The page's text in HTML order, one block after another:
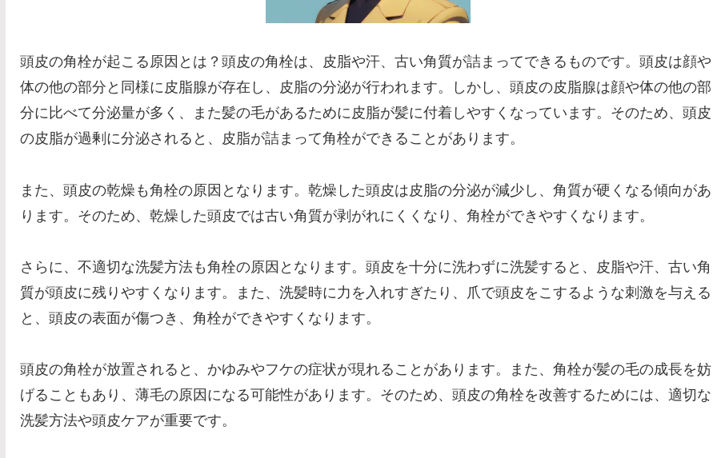
頭皮の角栓が起こる原因とは？頭皮の角栓は、皮脂や汗、古い角質が詰まってできるものです。頭皮は顔や
体の他の部分と同様に皮脂腺が存在し、皮脂の分泌が行われます。しかし、頭皮の皮脂腺は顔や体の他の部
分に比べて分泌量が多く、また髪の毛があるために皮脂が髪に付着しやすくなっています。そのため、頭皮
の皮脂が過剰に分泌されると、皮脂が詰まって角栓ができることがあります。
また、頭皮の乾燥も角栓の原因となります。乾燥した頭皮は皮脂の分泌が減少し、角質が硬くなる傾向があ
ります。そのため、乾燥した頭皮では古い角質が剥がれにくくなり、角栓ができやすくなります。
さらに、不適切な洗髪方法も角栓の原因となります。頭皮を十分に洗わずに洗髪すると、皮脂や汗、古い角
質が頭皮に残りやすくなります。また、洗髪時に力を入れすぎたり、爪で頭皮をこするような刺激を与える
と、頭皮の表面が傷つき、角栓ができやすくなります。
頭皮の角栓が放置されると、かゆみやフケの症状が現れることがあります。また、角栓が髪の毛の成長を妨
げることもあり、薄毛の原因になる可能性があります。そのため、頭皮の角栓を改善するためには、適切な
洗髪方法や頭皮ケアが重要です。